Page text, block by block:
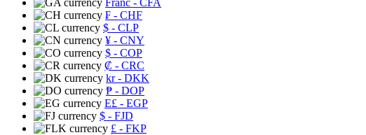
Franc - CFA
₣ - CHF
$ - CLP
¥ - CNY
$ - COP
₡ - CRC
kr- DKK
₱ - DOP
E£ - EGP
$ - FJD
£ - FKP